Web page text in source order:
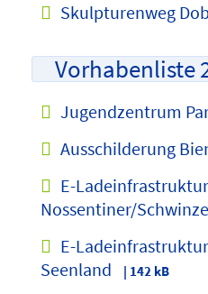
Skulpturenweg
Vorhabenliste
Jugendzentrum
Ausschilderung
E-Ladeinfrastruktur
Nossentiner/
E-
Seenland
| 142 kB